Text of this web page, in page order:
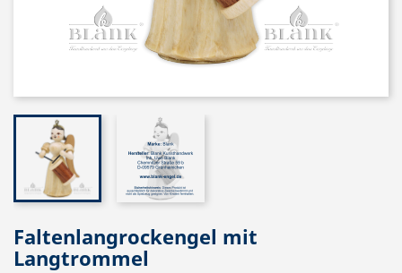
Faltenlangrockengel mit
Langtrommel